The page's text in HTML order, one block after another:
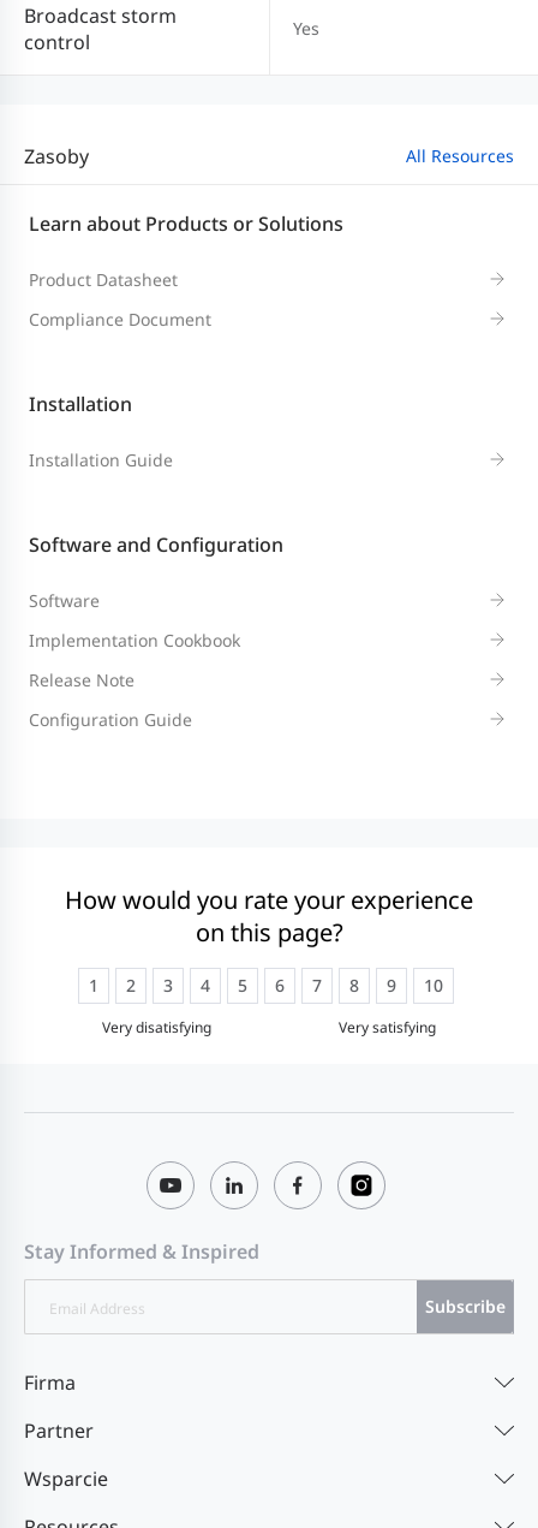
Broadcast storm
control
Yes
Zasoby All Resources
Learn about Products or Solutions
Product Datasheet
Compliance Document
Installation
Installation Guide
Software and Configuration
Software
Implementation Cookbook
Release Note
Configuration Guide
How would you rate your experience
on this page?
Very disatisfying
1 2 3 4 5 6 7 8 9 10
Very satisfying
Stay Informed & Inspired
Subscribe
Firma
Partner
Wsparcie